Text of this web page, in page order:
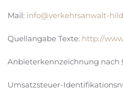
Mail: info@verkehrsanwalt-
Quellangabe Texte: http://
Anbieterkennzeichnung nach
Umsatzsteuer-